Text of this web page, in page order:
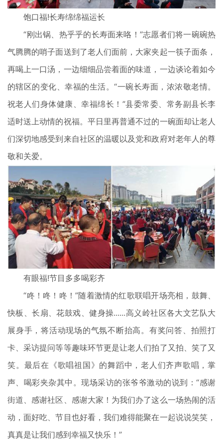
饱口福!长寿绵绵福运长
“刚出锅、热乎乎的长寿面来咯！”志愿者们将一碗碗热
气腾腾的哨子面送到了老人们面前，大家夹起一筷子面条，
再喝上一口汤，一边细细品尝着面的味道，一边谈论着如今
的辖区的变化、幸福的生活。“一碗长寿面，浓浓敬老情。
祝老人们身体健康、幸福绵长！”县委常委、常务副县长李
适时送上动情的祝福。平日里再普通不过的一碗面却让老人
们深切地感受到来自社区的温暖以及党和政府对老年人的尊
敬和关爱。
有眼福!节目多多喝彩齐
“咚！咚！咚！”随着激情的红歌联唱开场亮相，鼓舞、
快板、长扇、花鼓戏、健身操......高义岭社区各大文艺队大
展身手，将活动现场的气氛不断抬高。有奖问答、拍照打
卡、采访提问等等趣味环节更是让老人们拍了又拍、笑了又
笑。最后在《歌唱祖国》的舞蹈中，老人们齐声歌唱，掌
声、喝彩夹杂其中。现场采访的张爷爷激动的说到：“感谢
街道、感谢社区、感谢大家！为我们办了这么一场热闹的活
动，面好吃、节目也好看，我们难得能聚在一起说说笑笑，
真真是让我们感到幸福又快乐！”